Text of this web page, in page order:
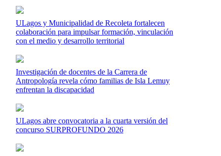
ULagos y Municipalidad de Recoleta fortalecen
colaboración para impulsar formación, vinculación
con el medio y desarrollo territorial
Investigación de docentes de la Carrera de
Antropología revela cómo familias de Isla Lemuy
enfrentan la discapacidad
ULagos abre convocatoria a la cuarta versión del
concurso SURPROFUNDO 2026